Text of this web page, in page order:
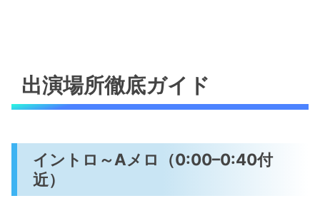
出演場所徹底ガイド
イントロ～Aメロ（0:00–0:40付
近）